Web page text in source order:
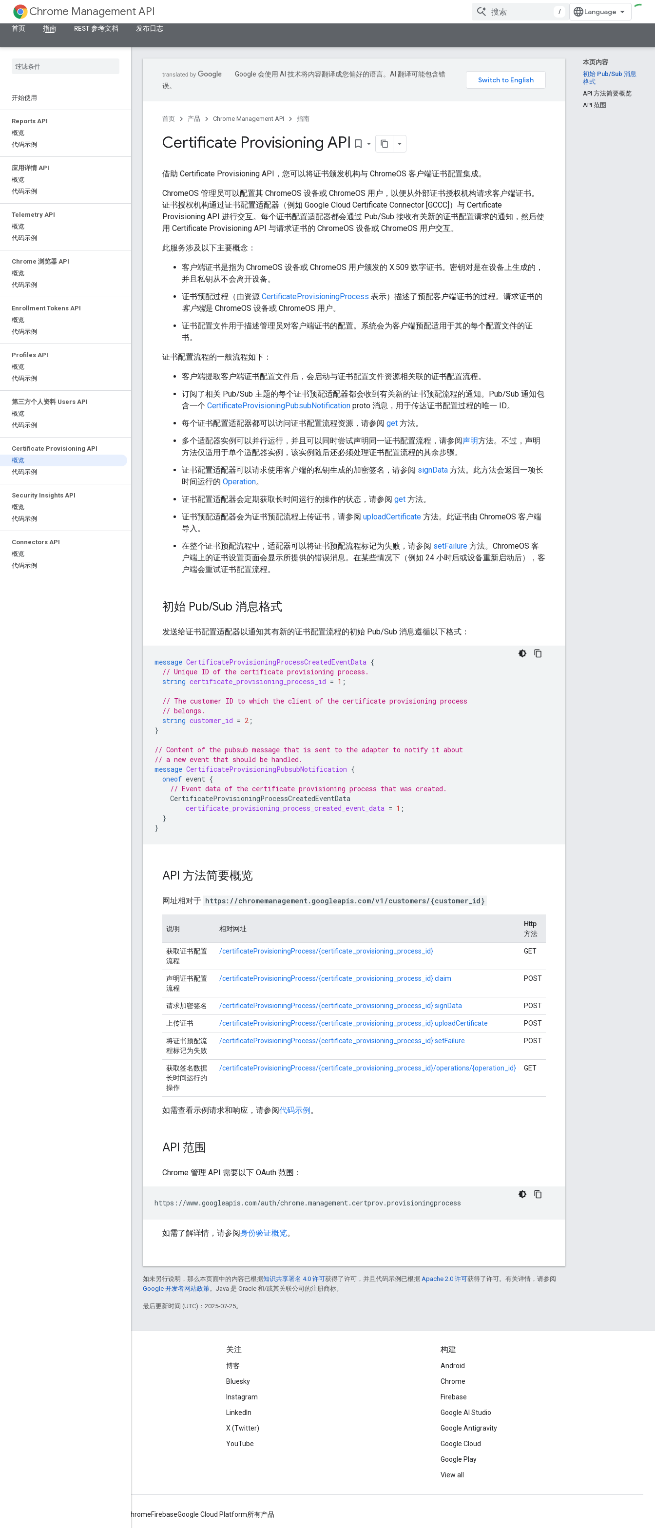
Chrome Management API
/
首页
指南 REST 参考文档 发布日志
开始使用
Reports API
概览
代码示例
应用详情 API
概览
代码示例
Telemetry API
概览
代码示例
Chrome 浏览器 API
概览
代码示例
Enrollment Tokens API
概览
代码示例
Profiles API
概览
代码示例
第三方个人资料 Users API
概览
代码示例
Certificate Provisioning API
概览
代码示例
Security Insights API
概览
代码示例
Connectors API
概览
代码示例
本页内容
初始 Pub/Sub 消息
格式
API 方法简要概览
API 范围
Google 会使用 AI 技术将内容翻译成您偏好的语言。AI 翻译可能包含错
误。
首页 产品 Chrome Management API 指南
Certificate Provisioning API bookmark_border
借助 Certificate Provisioning API，您可以将证书颁发机构与 ChromeOS 客户端证书配置集成。
ChromeOS 管理员可以配置其 ChromeOS 设备或 ChromeOS 用户，以便从外部证书授权机构请求客户端证书。
证书授权机构通过证书配置适配器（例如 Google Cloud Certificate Connector [GCCC]）与 Certificate
Provisioning API 进行交互。每个证书配置适配器都会通过 Pub/Sub 接收有关新的证书配置请求的通知，然后使
用 Certificate Provisioning API 与请求证书的 ChromeOS 设备或 ChromeOS 用户交互。
此服务涉及以下主要概念：
客户端证书是指为 ChromeOS 设备或 ChromeOS 用户颁发的 X.509 数字证书。密钥对是在设备上生成的，
并且私钥从不会离开设备。
证书预配过程（由资源 CertificateProvisioningProcess 表示）描述了预配客户端证书的过程。请求证书的
客户端是 ChromeOS 设备或 ChromeOS 用户。
证书配置文件用于描述管理员对客户端证书的配置。系统会为客户端预配适用于其的每个配置文件的证
书。
证书配置流程的一般流程如下：
客户端提取客户端证书配置文件后，会启动与证书配置文件资源相关联的证书配置流程。
订阅了相关 Pub/Sub 主题的每个证书预配适配器都会收到有关新的证书预配流程的通知。Pub/Sub 通知包
含一个 CertificateProvisioningPubsubNotification proto 消息，用于传达证书配置过程的唯一 ID。
每个证书配置适配器都可以访问证书配置流程资源，请参阅 get 方法。
多个适配器实例可以并行运行，并且可以同时尝试声明同一证书配置流程，请参阅声明方法。不过，声明
方法仅适用于单个适配器实例，该实例随后还必须处理证书配置流程的其余步骤。
证书配置适配器可以请求使用客户端的私钥生成的加密签名，请参阅 signData 方法。此方法会返回一项长
时间运行的 Operation。
证书配置适配器会定期获取长时间运行的操作的状态，请参阅 get 方法。
证书预配适配器会为证书预配流程上传证书，请参阅 uploadCertificate 方法。此证书由 ChromeOS 客户端
导入。
在整个证书预配流程中，适配器可以将证书预配流程标记为失败，请参阅 setFailure 方法。ChromeOS 客
户端上的证书设置页面会显示所提供的错误消息。在某些情况下（例如 24 小时后或设备重新启动后），客
户端会重试证书配置流程。
初始 Pub/Sub 消息格式
发送给证书配置适配器以通知其有新的证书配置流程的初始 Pub/Sub 消息遵循以下格式：
message CertificateProvisioningProcessCreatedEventData {
// Unique ID of the certificate provisioning process.
string certificate_provisioning_process_id = 1 ;
// The customer ID to which the client of the certificate provisioning process
// belongs.
string customer_id = 2 ;
}
// Content of the pubsub message that is sent to the adapter to notify it about
// a new event that should be handled.
message CertificateProvisioningPubsubNotification {
oneof event {
// Event data of the certificate provisioning process that was created.
CertificateProvisioningProcessCreatedEventData
certificate_provisioning_process_created_event_data = 1 ;
}
}
API 方法简要概览
网址相对于 https://chromemanagement.googleapis.com/v1/customers/{customer_id}
说明 相对网址
Http
方法
获取证书配置
流程
/certificateProvisioningProcess/{certificate_provisioning_process_id} GET
声明证书配置
流程
/certificateProvisioningProcess/{certificate_provisioning_process_id}:claim POST
请求加密签名 /certificateProvisioningProcess/{certificate_provisioning_process_id}:signData POST
上传证书 /certificateProvisioningProcess/{certificate_provisioning_process_id}:uploadCertificate POST
将证书预配流
程标记为失败
/certificateProvisioningProcess/{certificate_provisioning_process_id}:setFailure POST
获取签名数据
长时间运行的
操作
/certificateProvisioningProcess/{certificate_provisioning_process_id}/operations/{operation_id} GET
如需查看示例请求和响应，请参阅代码示例。
API 范围
Chrome 管理 API 需要以下 OAuth 范围：
如需了解详情，请参阅身份验证概览。
如未另行说明，那么本页面中的内容已根据知识共享署名 4.0 许可获得了许可，并且代码示例已根据 Apache 2.0 许可获得了许可。有关详情，请参阅
Google 开发者网站政策。Java 是 Oracle 和/或其关联公司的注册商标。
最后更新时间 (UTC)：2025-07-25。
关注
博客
Bluesky
Instagram
LinkedIn
X (Twitter)
YouTube
构建
Android
Chrome
Firebase
Google AI Studio
Google Antigravity
Google Cloud
Google Play
View all
ChromeFirebaseGoogle Cloud Platform所有产品